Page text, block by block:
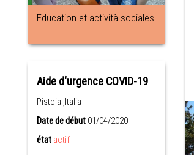
Education et actività sociales
Aide d‘urgence COVID-19
Pistoia ,Italia
Date de début 01/04/2020
état actif